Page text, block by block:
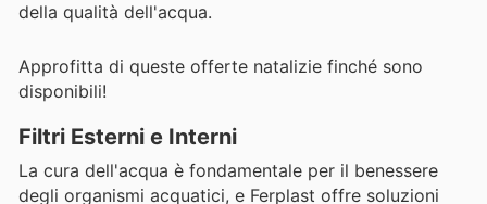
della qualità dell'acqua.
Approfitta di queste offerte natalizie finché sono
disponibili!
Filtri Esterni e Interni
La cura dell'acqua è fondamentale per il benessere
degli organismi acquatici, e Ferplast offre soluzioni